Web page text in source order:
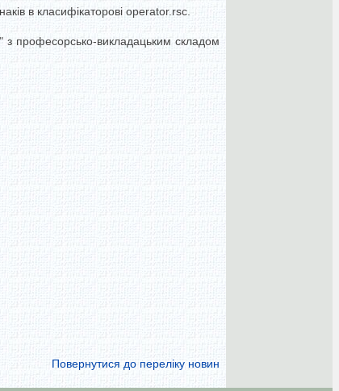
в класифікаторові operator.rsc.
з професорсько-викладацьким складом
Повернутися до переліку новин